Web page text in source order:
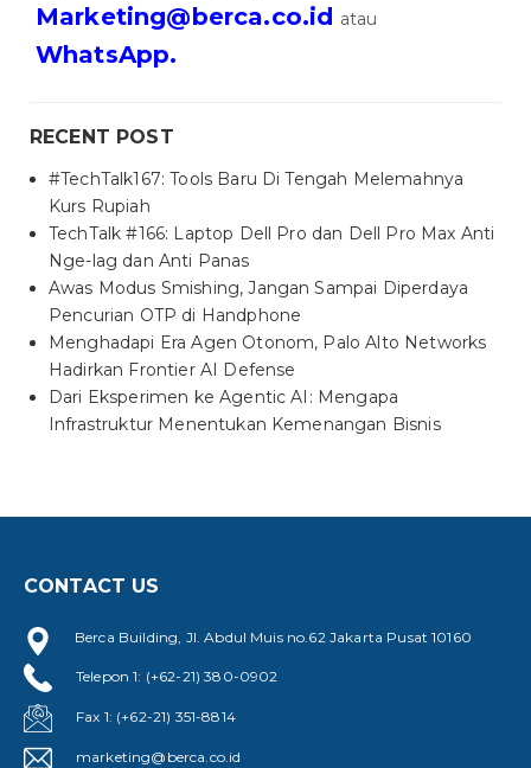
Marketing@berca.co.id atau
WhatsApp.
RECENT POST
#TechTalk167: Tools Baru Di Tengah Melemahnya
Kurs Rupiah
TechTalk #166: Laptop Dell Pro dan Dell Pro Max Anti
Nge-lag dan Anti Panas
Awas Modus Smishing, Jangan Sampai Diperdaya
Pencurian OTP di Handphone
Menghadapi Era Agen Otonom, Palo Alto Networks
Hadirkan Frontier AI Defense
Dari Eksperimen ke Agentic AI: Mengapa
Infrastruktur Menentukan Kemenangan Bisnis
CONTACT US
Berca Building, Jl. Abdul Muis no.62 Jakarta Pusat 10160
Telepon 1: (+62-21) 380-0902
Fax 1: (+62-21) 351-8814
marketing@berca.co.id